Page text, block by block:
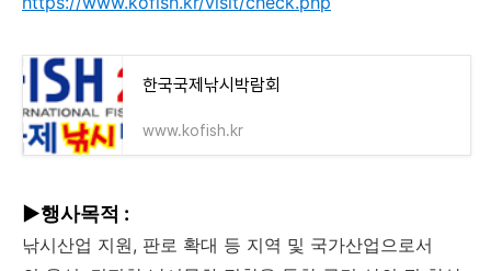
한국국제낚시박람회
www.kofish.kr
▶행사목적 :
낚시산업 지원, 판로 확대 등 지역 및 국가산업으로서